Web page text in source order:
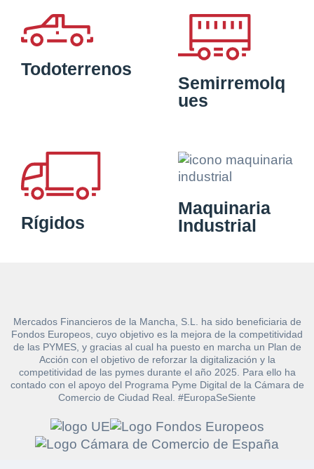
Todoterrenos
Semirremolq
ues
Rígidos
Maquinaria
Industrial
Mercados Financieros de la Mancha, S.L. ha sido beneficiaria de
Fondos Europeos, cuyo objetivo es la mejora de la competitividad
de las PYMES, y gracias al cual ha puesto en marcha un Plan de
Acción con el objetivo de reforzar la digitalización y la
competitividad de las pymes durante el año 2025. Para ello ha
contado con el apoyo del Programa Pyme Digital de la Cámara de
Comercio de Ciudad Real. #EuropaSeSiente